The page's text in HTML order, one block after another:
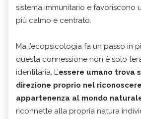
sistema immunitario e favoriscono
più calmo e centrato.
Ma l’ecopsicologia fa un passo in
questa connessione non è solo
identitaria. L’essere umano trova
direzione proprio nel
appartenenza al mondo
riconnette alla propria natura